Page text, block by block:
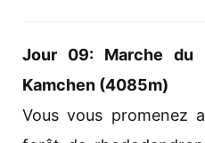
Jour 09: Marche du
Kamchen (4085m)
Vous vous promenez